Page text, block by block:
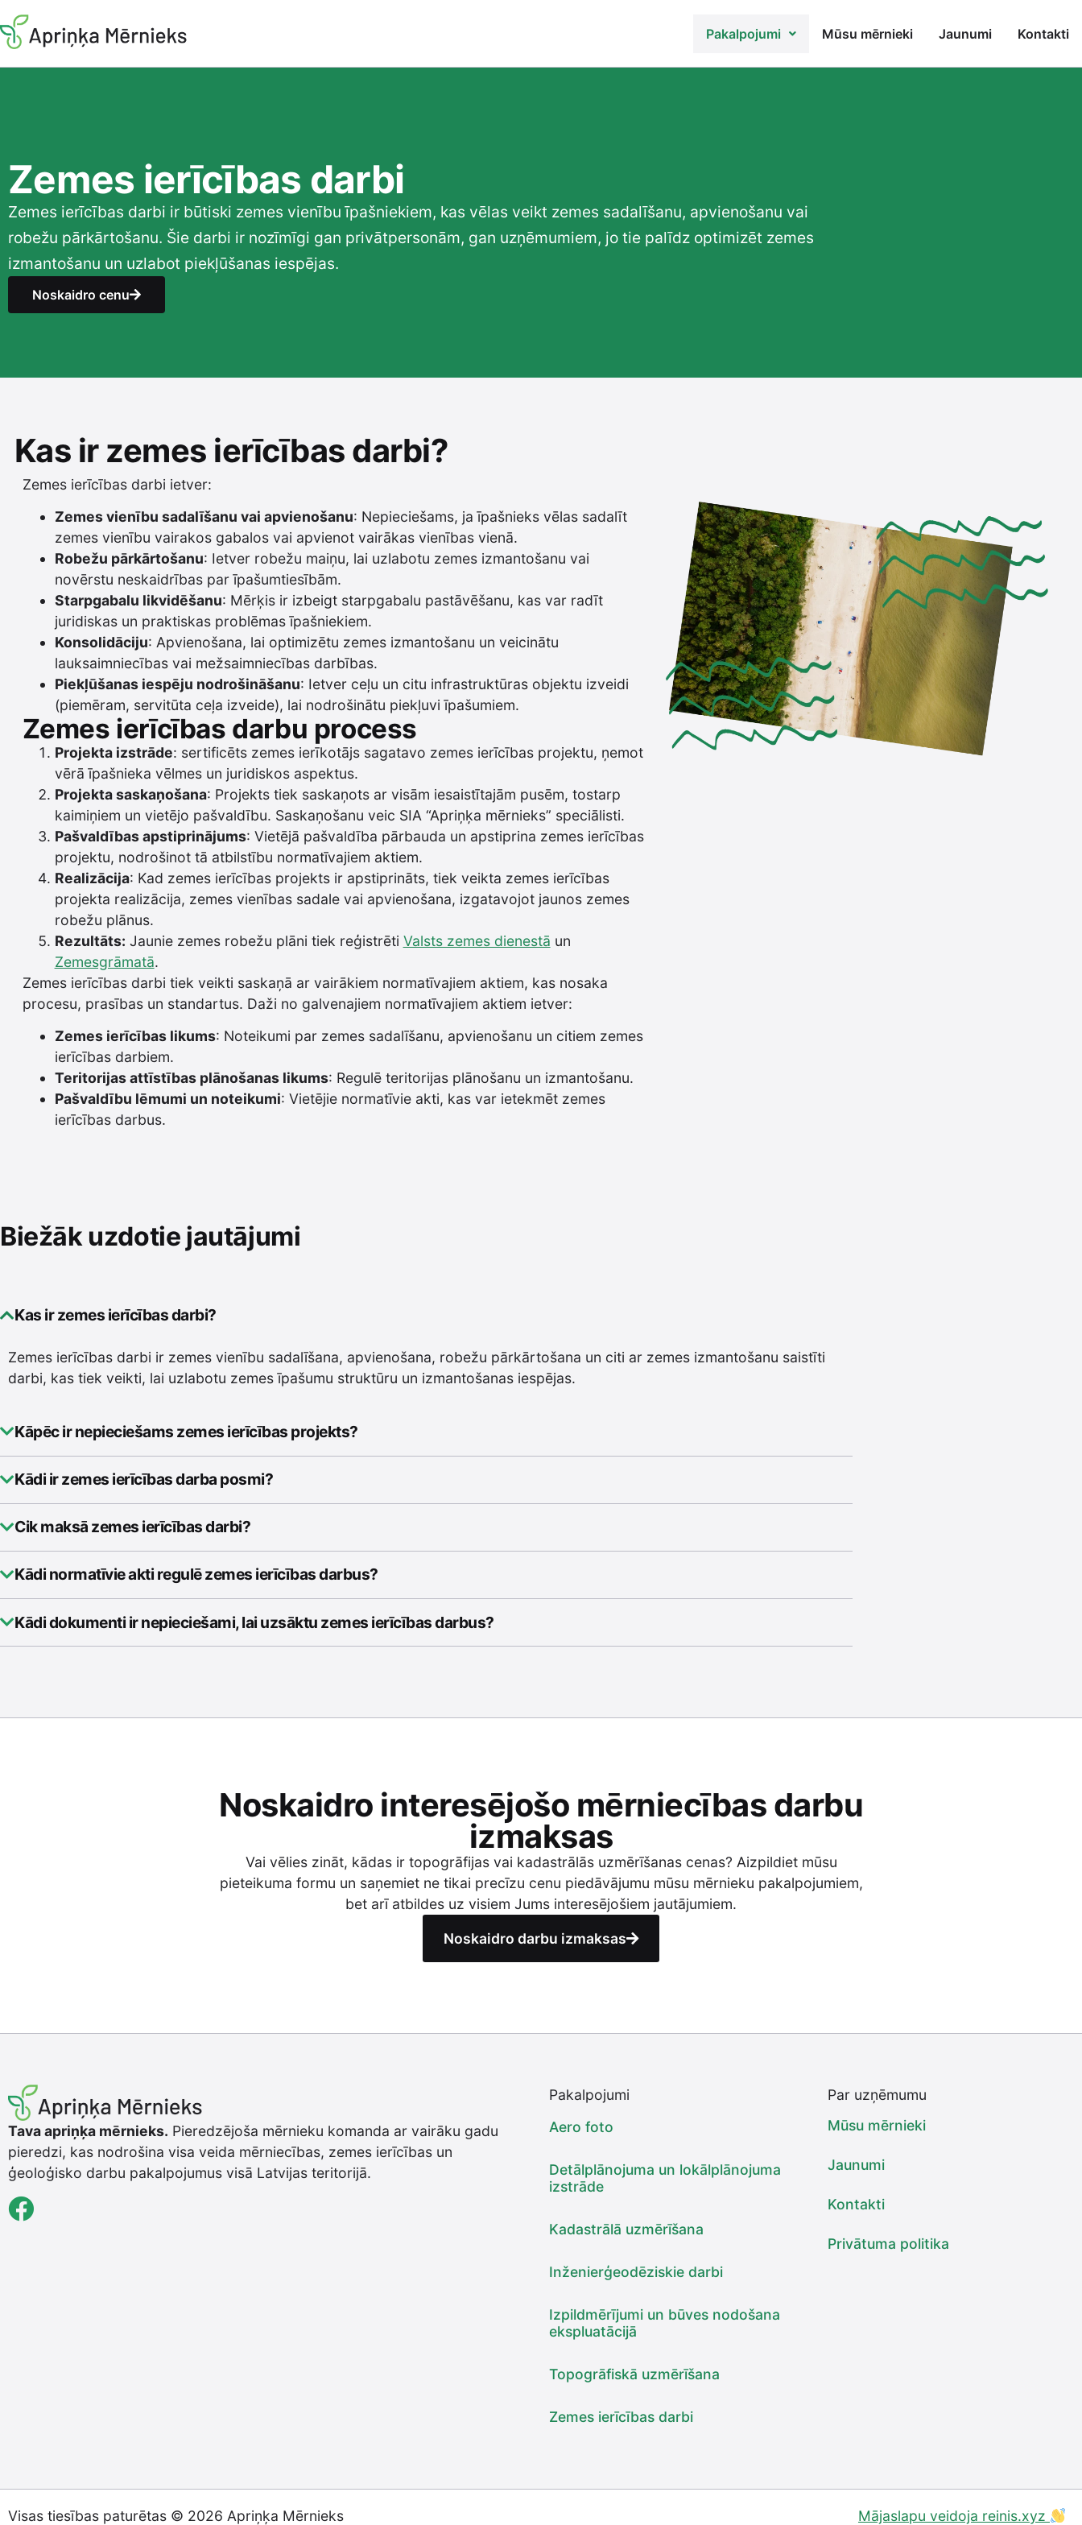
Pakalpojumi Mūsu mērnieki Jaunumi Kontakti
Zemes ierīcības darbi
Zemes ierīcības darbi ir būtiski zemes vienību īpašniekiem, kas vēlas veikt zemes sadalīšanu, apvienošanu vai
robežu pārkārtošanu. Šie darbi ir nozīmīgi gan privātpersonām, gan uzņēmumiem, jo tie palīdz optimizēt zemes
izmantošanu un uzlabot piekļūšanas iespējas.
Noskaidro cenu
Kas ir zemes ierīcības darbi?
Zemes ierīcības darbi ietver:
Zemes vienību sadalīšanu vai apvienošanu: Nepieciešams, ja īpašnieks vēlas sadalīt
zemes vienību vairakos gabalos vai apvienot vairākas vienības vienā.
Robežu pārkārtošanu: Ietver robežu maiņu, lai uzlabotu zemes izmantošanu vai
novērstu neskaidrības par īpašumtiesībām.
Starpgabalu likvidēšanu: Mērķis ir izbeigt starpgabalu pastāvēšanu, kas var radīt
juridiskas un praktiskas problēmas īpašniekiem.
Konsolidāciju: Apvienošana, lai optimizētu zemes izmantošanu un veicinātu
lauksaimniecības vai mežsaimniecības darbības.
Piekļūšanas iespēju nodrošināšanu: Ietver ceļu un citu infrastruktūras objektu izveidi
(piemēram, servitūta ceļa izveide), lai nodrošinātu piekļuvi īpašumiem.
Zemes ierīcības darbu process
Projekta izstrāde: sertificēts zemes ierīkotājs sagatavo zemes ierīcības projektu, ņemot
vērā īpašnieka vēlmes un juridiskos aspektus.
Projekta saskaņošana: Projekts tiek saskaņots ar visām iesaistītajām pusēm, tostarp
kaimiņiem un vietējo pašvaldību. Saskaņošanu veic SIA “Apriņķa mērnieks” speciālisti.
Pašvaldības apstiprinājums: Vietējā pašvaldība pārbauda un apstiprina zemes ierīcības
projektu, nodrošinot tā atbilstību normatīvajiem aktiem.
Realizācija: Kad zemes ierīcības projekts ir apstiprināts, tiek veikta zemes ierīcības
projekta realizācija, zemes vienības sadale vai apvienošana, izgatavojot jaunos zemes
robežu plānus.
Rezultāts: Jaunie zemes robežu plāni tiek reģistrēti Valsts zemes dienestā un
Zemesgrāmatā.
Zemes ierīcības darbi tiek veikti saskaņā ar vairākiem normatīvajiem aktiem, kas nosaka
procesu, prasības un standartus. Daži no galvenajiem normatīvajiem aktiem ietver:
Zemes ierīcības likums: Noteikumi par zemes sadalīšanu, apvienošanu un citiem zemes
ierīcības darbiem.
Teritorijas attīstības plānošanas likums: Regulē teritorijas plānošanu un izmantošanu.
Pašvaldību lēmumi un noteikumi: Vietējie normatīvie akti, kas var ietekmēt zemes
ierīcības darbus.
Biežāk uzdotie jautājumi
Kas ir zemes ierīcības darbi?
Zemes ierīcības darbi ir zemes vienību sadalīšana, apvienošana, robežu pārkārtošana un citi ar zemes izmantošanu saistīti
darbi, kas tiek veikti, lai uzlabotu zemes īpašumu struktūru un izmantošanas iespējas.
Kāpēc ir nepieciešams zemes ierīcības projekts?
Kādi ir zemes ierīcības darba posmi?
Cik maksā zemes ierīcības darbi?
Kādi normatīvie akti regulē zemes ierīcības darbus?
Kādi dokumenti ir nepieciešami, lai uzsāktu zemes ierīcības darbus?
Noskaidro interesējošo mērniecības darbu
izmaksas
Vai vēlies zināt, kādas ir topogrāfijas vai kadastrālās uzmērīšanas cenas? Aizpildiet mūsu
pieteikuma formu un saņemiet ne tikai precīzu cenu piedāvājumu mūsu mērnieku pakalpojumiem,
bet arī atbildes uz visiem Jums interesējošiem jautājumiem.
Noskaidro darbu izmaksas
Tava apriņķa mērnieks. Pieredzējoša mērnieku komanda ar vairāku gadu
pieredzi, kas nodrošina visa veida mērniecības, zemes ierīcības un
ģeoloģisko darbu pakalpojumus visā Latvijas teritorijā.
Pakalpojumi
Aero foto
Detālplānojuma un lokālplānojuma
izstrāde
Kadastrālā uzmērīšana
Inženierģeodēziskie darbi
Izpildmērījumi un būves nodošana
ekspluatācijā
Topogrāfiskā uzmērīšana
Zemes ierīcības darbi
Par uzņēmumu
Mūsu mērnieki
Jaunumi
Kontakti
Privātuma politika
Visas tiesības paturētas © 2026 Apriņķa Mērnieks Mājaslapu veidoja reinis.xyz